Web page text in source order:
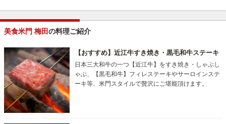
美食米門 梅田の料理ご紹介
【おすすめ】近江牛すき焼き・黒毛和牛ステーキ
日本三大和牛の一つ【近江牛】をすき焼き・しゃぶし
ゃぶ、【黒毛和牛】フィレステーキやサーロインステ
ーキ等、米門スタイルで贅沢にご堪能頂けます。